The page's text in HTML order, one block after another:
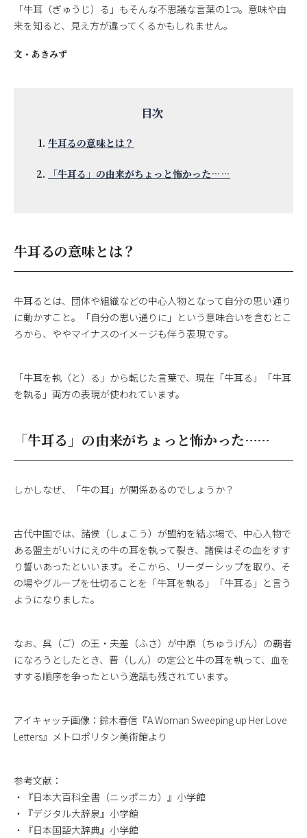
「牛耳（ぎゅうじ）る」もそんな不思議な言葉の1つ。意味や由
来を知ると、見え方が違ってくるかもしれません。
文・ あきみず
牛耳るの意味とは？
「牛耳る」の由来がちょっと怖かった……
牛耳るの意味とは？
牛耳るとは、団体や組織などの中心人物となって自分の思い通り
に動かすこと。「自分の思い通りに」という意味合いを含むとこ
ろから、ややマイナスのイメージも伴う表現です。
「牛耳を執（と）る」から転じた言葉で、現在「牛耳る」「牛耳
を執る」両方の表現が使われています。
「牛耳る」の由来がちょっと怖かった……
しかしなぜ、「牛の耳」が関係あるのでしょうか？
古代中国では、諸侯（しょこう）が盟約を結ぶ場で、中心人物で
ある盟主がいけにえの牛の耳を執って裂き、諸侯はその血をすす
り誓いあったといいます。そこから、リーダーシップを取り、そ
の場やグループを仕切ることを「牛耳を執る」「牛耳る」と言う
ようになりました。
なお、呉（ご）の王・夫差（ふさ）が中原（ちゅうげん）の覇者
になろうとしたとき、晋（しん）の定公と牛の耳を執って、血を
すする順序を争ったという逸話も残されています。
アイキャッチ画像：鈴木春信『A Woman Sweeping up Her Love
Letters』メトロポリタン美術館より
参考文献：
・『日本大百科全書（ニッポニカ）』小学館
・『デジタル大辞泉』小学館
・『日本国語大辞典』小学館